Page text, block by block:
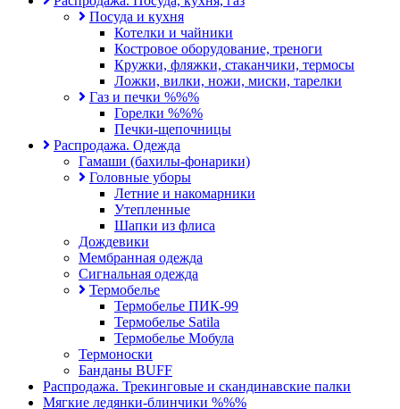
Посуда и кухня
Котелки и чайники
Костровое оборудование, треноги
Кружки, фляжки, стаканчики, термосы
Ложки, вилки, ножи, миски, тарелки
Газ и печки %%%
Горелки %%%
Печки-щепочницы
Распродажа. Одежда
Гамаши (бахилы-фонарики)
Головные уборы
Летние и накомарники
Утепленные
Шапки из флиса
Дождевики
Мембранная одежда
Сигнальная одежда
Термобелье
Термобелье ПИК-99
Термобелье Satila
Термобелье Мобула
Термоноски
Банданы BUFF
Распродажа. Трекинговые и скандинавские палки
Мягкие ледянки-блинчики %%%